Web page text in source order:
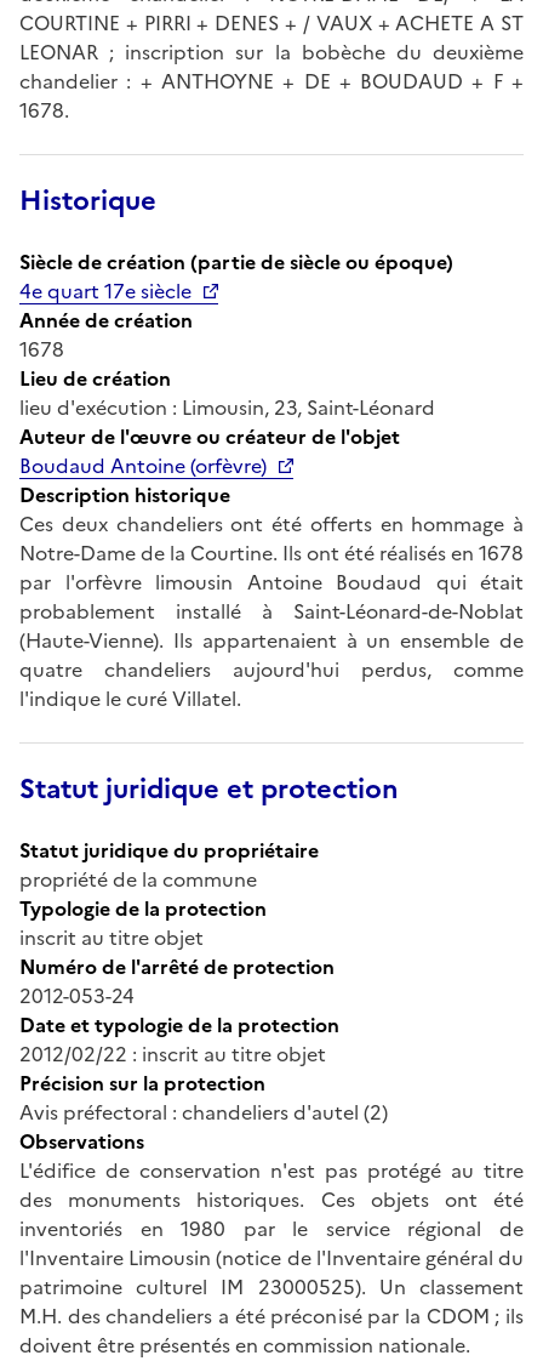
COURTINE + PIRRI + DENES + / VAUX + ACHETE A ST
LEONAR ; inscription sur la bobèche du deuxième
chandelier : + ANTHOYNE + DE + BOUDAUD + F +
1678.
Historique
Siècle de création (partie de siècle ou époque)
4e quart 17e siècle
Année de création
1678
Lieu de création
lieu d'exécution : Limousin, 23, Saint-Léonard
Auteur de l'œuvre ou créateur de l'objet
Boudaud Antoine (orfèvre)
Description historique
Ces deux chandeliers ont été offerts en hommage à
Notre-Dame de la Courtine. Ils ont été réalisés en 1678
par l'orfèvre limousin Antoine Boudaud qui était
probablement installé à Saint-Léonard-de-Noblat
(Haute-Vienne). Ils appartenaient à un ensemble de
quatre chandeliers aujourd'hui perdus, comme
l'indique le curé Villatel.
Statut juridique et protection
Statut juridique du propriétaire
propriété de la commune
Typologie de la protection
inscrit au titre objet
Numéro de l'arrêté de protection
2012-053-24
Date et typologie de la protection
2012/02/22 : inscrit au titre objet
Précision sur la protection
Avis préfectoral : chandeliers d'autel (2)
Observations
L'édifice de conservation n'est pas protégé au titre
des monuments historiques. Ces objets ont été
inventoriés en 1980 par le service régional de
l'Inventaire Limousin (notice de l'Inventaire général du
patrimoine culturel IM 23000525). Un classement
M.H. des chandeliers a été préconisé par la CDOM ; ils
doivent être présentés en commission nationale.